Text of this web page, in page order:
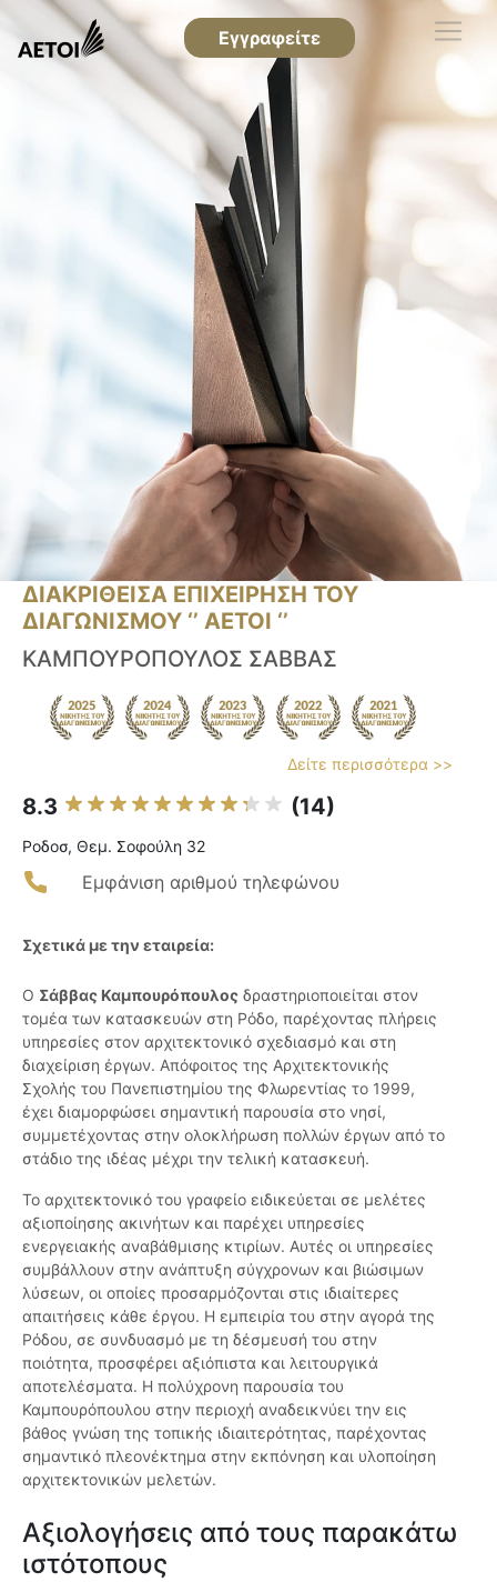
Εγγραφείτε
ΔΙΑΚΡΙΘΕΙΣΑ ΕΠΙΧΕΙΡΗΣΗ ΤΟΥ
ΔΙΑΓΩΝΙΣΜΟΥ ‘’ ΑΕΤΟΙ ‘’
ΚΑΜΠΟΥΡΟΠΟΥΛΟΣ ΣΑΒΒΑΣ
Δείτε περισσότερα >>
8.3 (14)
Ροδοσ, Θεμ. Σοφούλη 32
Εμφάνιση αριθμού τηλεφώνου
Σχετικά με την εταιρεία:
Ο Σάββας Καμπουρόπουλος δραστηριοποιείται στον
τομέα των κατασκευών στη Ρόδο, παρέχοντας πλήρεις
υπηρεσίες στον αρχιτεκτονικό σχεδιασμό και στη
διαχείριση έργων. Απόφοιτος της Αρχιτεκτονικής
Σχολής του Πανεπιστημίου της Φλωρεντίας το 1999,
έχει διαμορφώσει σημαντική παρουσία στο νησί,
συμμετέχοντας στην ολοκλήρωση πολλών έργων από το
στάδιο της ιδέας μέχρι την τελική κατασκευή.
Το αρχιτεκτονικό του γραφείο ειδικεύεται σε μελέτες
αξιοποίησης ακινήτων και παρέχει υπηρεσίες
ενεργειακής αναβάθμισης κτιρίων. Αυτές οι υπηρεσίες
συμβάλλουν στην ανάπτυξη σύγχρονων και βιώσιμων
λύσεων, οι οποίες προσαρμόζονται στις ιδιαίτερες
απαιτήσεις κάθε έργου. Η εμπειρία του στην αγορά της
Ρόδου, σε συνδυασμό με τη δέσμευσή του στην
ποιότητα, προσφέρει αξιόπιστα και λειτουργικά
αποτελέσματα. Η πολύχρονη παρουσία του
Καμπουρόπουλου στην περιοχή αναδεικνύει την εις
βάθος γνώση της τοπικής ιδιαιτερότητας, παρέχοντας
σημαντικό πλεονέκτημα στην εκπόνηση και υλοποίηση
αρχιτεκτονικών μελετών.
Αξιολογήσεις από τους παρακάτω
ιστότοπους